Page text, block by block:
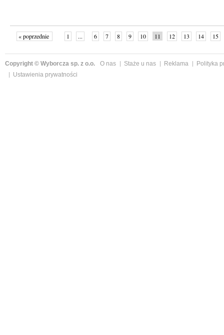
« poprzednie 1 ... 6 7 8 9 10 11 12 13 14 15
Copyright © Wyborcza sp. z o.o. O nas Staże u nas Reklama
Polityka
Ustawienia prywatności